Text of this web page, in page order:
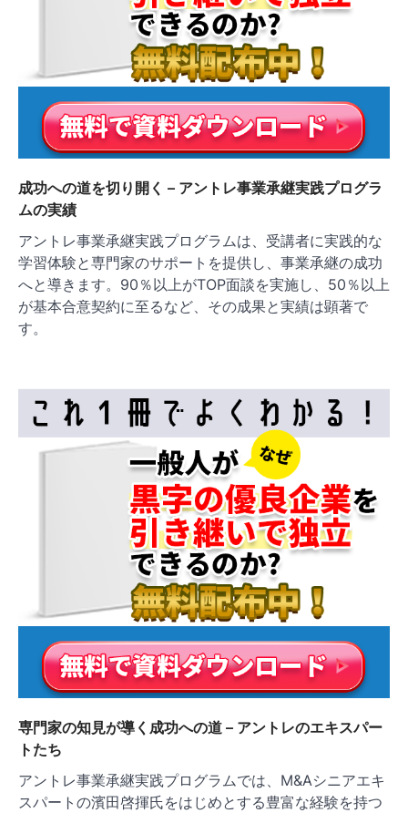
成功への道を切り開く – アントレ事業承継実践プログラ
ムの実績
アントレ事業承継実践プログラムは、受講者に実践的な
学習体験と専門家のサポートを提供し、事業承継の成功
へと導きます。90％以上がTOP面談を実施し、50％以上
が基本合意契約に至るなど、その成果と実績は顕著で
す。
専門家の知見が導く成功への道 – アントレのエキスパー
トたち
アントレ事業承継実践プログラムでは、M&Aシニアエキ
スパートの濱田啓揮氏をはじめとする豊富な経験を持つ